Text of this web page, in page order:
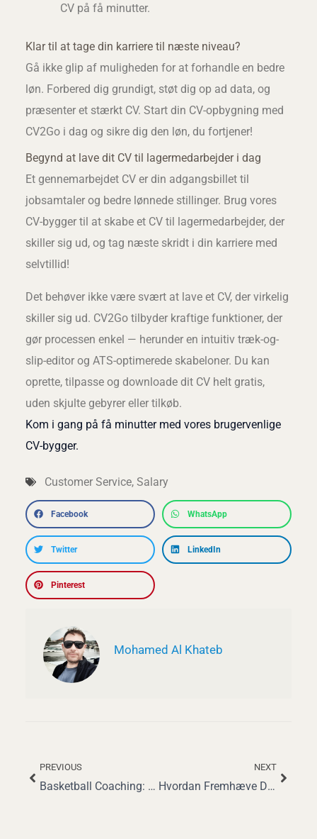
CV på få minutter.
Klar til at tage din karriere til næste niveau?
Gå ikke glip af muligheden for at forhandle en bedre
løn. Forbered dig grundigt, støt dig op ad data, og
præsenter et stærkt CV. Start din CV-opbygning med
CV2Go i dag og sikre dig den løn, du fortjener!
Begynd at lave dit CV til lagermedarbejder i dag
Et gennemarbejdet CV er din adgangsbillet til
jobsamtaler og bedre lønnede stillinger. Brug vores
CV-bygger til at skabe et CV til lagermedarbejder, der
skiller sig ud, og tag næste skridt i din karriere med
selvtillid!
Det behøver ikke være svært at lave et CV, der virkelig
skiller sig ud. CV2Go tilbyder kraftige funktioner, der
gør processen enkel — herunder en intuitiv træk-og-
slip-editor og ATS-optimerede skabeloner. Du kan
oprette, tilpasse og downloade dit CV helt gratis,
uden skjulte gebyrer eller tilkøb.
Kom i gang på få minutter med vores brugervenlige
CV-bygger.
Customer Service, Salary
Facebook WhatsApp
Twitter LinkedIn
Pinterest
Mohamed Al Khateb
Tidligere
PREVIOUS
Basketball Coaching: Roller, Lønninger og Karriereindsigt
NEXT
Hvordan Fremhæve Dine Lagerarbejderopgaver og Kompetencer på Dit CV